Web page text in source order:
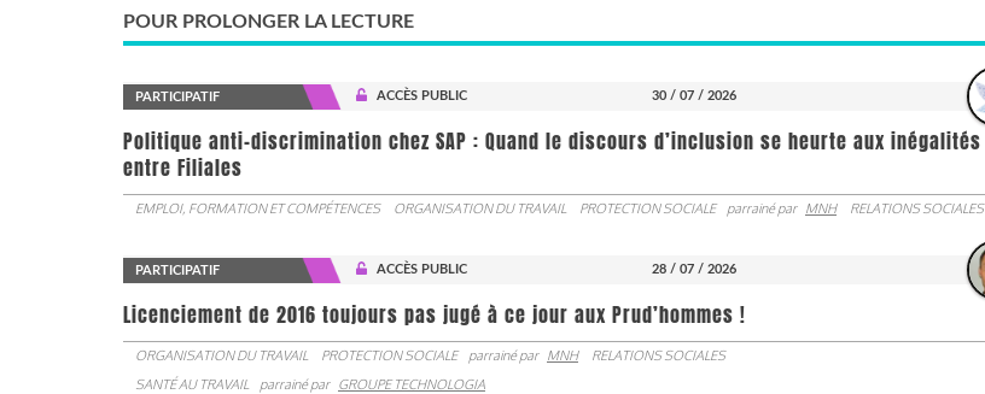
POUR PROLONGER LA LECTURE
PARTICIPATIF ACCÈS PUBLIC 30 / 07 / 2026
Politique anti-discrimination chez SAP : Quand le discours d’inclusion se heurte aux inégalités
entre Filiales
EMPLOI, FORMATION ET COMPÉTENCES ORGANISATION DU TRAVAIL PROTECTION SOCIALE parrainé par MNH RELATIONS SOCIALES
PARTICIPATIF ACCÈS PUBLIC 28 / 07 / 2026
Licenciement de 2016 toujours pas jugé à ce jour aux Prud’hommes !
ORGANISATION DU TRAVAIL PROTECTION SOCIALE parrainé par MNH
RELATIONS SOCIALES
SANTÉ AU TRAVAIL
parrainé par GROUPE TECHNOLOGIA